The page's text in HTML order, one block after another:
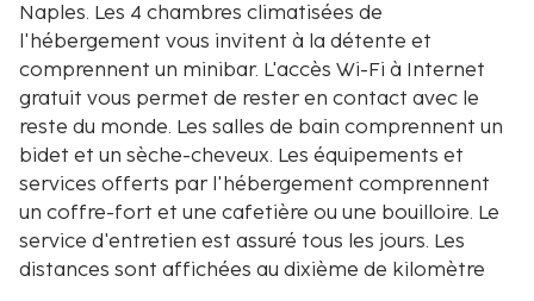
Naples. Les 4 chambres climatisées de
l'hébergement vous invitent à la détente et
comprennent un minibar. L'accès Wi-Fi à Internet
gratuit vous permet de rester en contact avec le
reste du monde. Les salles de bain comprennent un
bidet et un sèche-cheveux. Les équipements et
services offerts par l'hébergement comprennent
un coffre-fort et une cafetière ou une bouilloire. Le
service d'entretien est assuré tous les jours. Les
distances sont affichées au dixième de kilomètre